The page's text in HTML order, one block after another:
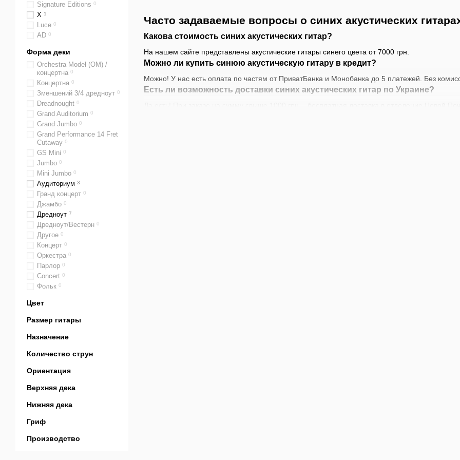
Часто задаваемые вопросы о синих акустических
Какова стоимость синих акустических гитар?
На нашем сайте представлены акустические гитары синего цвета от 7000 грн.
Можно ли купить синюю акустическую гитару в кредит?
Можно! У нас есть оплата по частям от ПриватБанка и Монобанка до 5 платежей. Без
Есть ли возможность доставки синих акустических гитар по Украине?
Signature Editions 0
Х 1
Luce 0
AD 0
Форма деки
Orchestra Model (OM) /
концертна 0
Концертна 0
Зменшений 3/4 дредноут 0
Dreadnought 0
Grand Auditorium 0
Grand Jumbo 0
Grand Performance 14 Fret
Cutaway 0
GS Mini 0
Jumbo 0
Mini Jumbo 0
Аудиториум 3
Гранд концерт 0
Джамбо 0
Дредноут 7
Дредноут/Вестерн 0
Другое 0
Концерт 0
Оркестра 0
Парлор 0
Сoncert 0
Фольк 0
Цвет
Размер гитары
Назначение
Количество струн
Ориентация
Верхняя дека
Нижняя дека
Гриф
Производство